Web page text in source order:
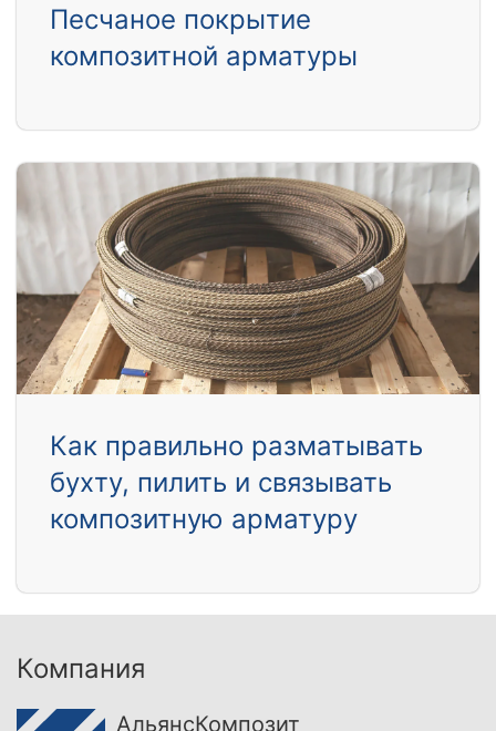
Песчаное покрытие
композитной арматуры
Как правильно разматывать
бухту, пилить и связывать
композитную арматуру
Компания
АльянсКомпозит